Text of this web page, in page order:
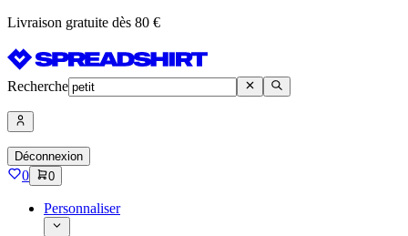
Livraison gratuite dès 80 €
Recherche
Déconnexion
0 0
Personnaliser